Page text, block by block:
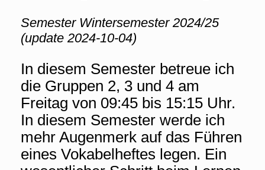
Semester Wintersemester 2024/25
(update 2024-10-04)
In diesem Semester betreue ich
die Gruppen 2, 3 und 4 am
Freitag von 09:45 bis 15:15 Uhr.
In diesem Semester werde ich
mehr Augenmerk auf das Führen
eines Vokabelheftes legen. Ein